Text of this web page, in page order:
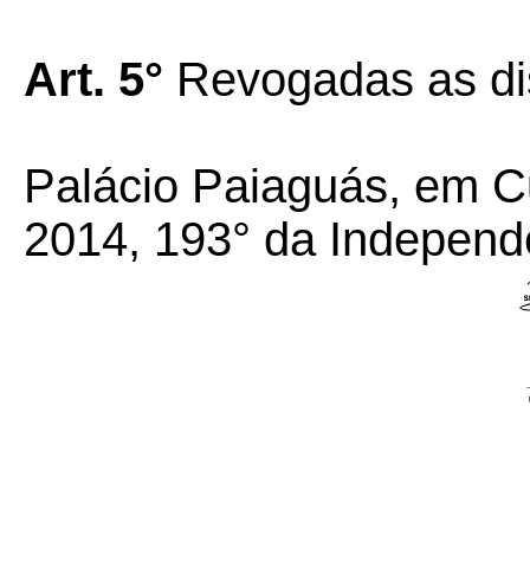
Art. 5° Revogadas as
Palácio Paiaguás, em
2014, 193° da